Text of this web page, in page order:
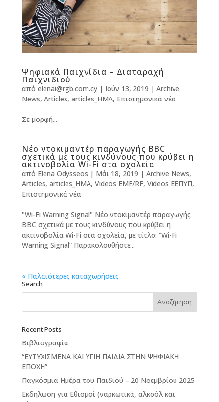
Ψηφιακά Παιχνίδια – Διαταραχή
Παιχνιδιού
από elenai@rgb.com.cy| Ιούν 13, 2019 | Archive
News, Articles, articles_HMA, Επιστημονικά νέα
Σε μορφή...
Νέο ντοκιμαντέρ παραγωγής BBC
σχετικά με τoυς κινδύνους που κρύβει η
ακτινοβολία Wi-Fi στα σχολεία
από Elena Odysseos | Μάι 18, 2019 | Archive News,
Articles, articles_HMA, Videos EMF/RF, Videos ΕΕΠΥΠ,
Επιστημονικά νέα
"Wi-Fi Warning Signal" Νέο ντοκιμαντέρ παραγωγής
BBC σχετικά με τoυς κινδύνους που κρύβει η
ακτινοβολία Wi-Fi στα σχολεία, με τίτλο: “Wi-Fi
Warning Signal” Παρακολουθήστε...
« Παλαιότερες καταχωρήσεις
Search
Recent Posts
Βιβλιογραφία
“ΕΥΤΥΧΙΣΜΕΝΑ ΚΑΙ ΥΓΙΗ ΠΑΙΔΙΑ ΣΤΗΝ ΨΗΦΙΑΚΗ
ΕΠΟΧΗ”
Παγκόσμια Ημέρα του Παιδιού – 20 Νοεμβρίου 2025
Εκδηλωση για Εθισμοί (ναρκωτικά, αλκοόλ και